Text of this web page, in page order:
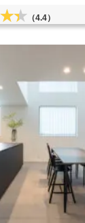
（4.4）